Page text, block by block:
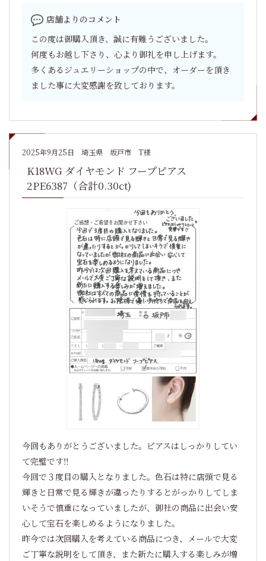
店舗よりのコメント
この度は御購入頂き、誠に有難うございました。
何度もお越し下さり、心より御礼を申し上げます。
多くあるジュエリーショップの中で、オーダーを頂き
ました事に大変感謝を致しております。
2025年9月25日 埼玉県 坂戸市 T様
K18WG ダイヤモンド フープピアス
2PE6387（合計0.30ct)
今回もありがとうございました。ピアスはしっかりしてい
て完璧です‼
今回で３度目の購入となりました。色石は特に店頭で見る
輝きと日常で見る輝きが違ったりするとがっかりしてしま
いそうで慎重になっていましたが、御社の商品に出会い安
心して宝石を楽しめるようになりました。
昨今では次回購入を考えている商品につき、メールで大変
ご丁寧な説明をして頂き、また新たに購入する楽しみが増